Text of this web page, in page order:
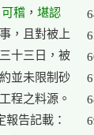
可稽， 堪認
，且對被上
十三日，被
並未限制砂
程之料源。
告記載：